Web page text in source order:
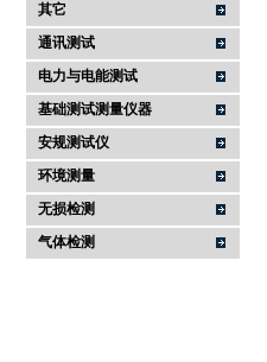
其它
通讯测试
电力与电能测试
基础测试测量仪器
安规测试仪
环境测量
无损检测
气体检测